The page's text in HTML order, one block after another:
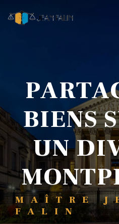
PARTAGE DES
BIENS
UN
MAÎTRE JEAN
FALIN